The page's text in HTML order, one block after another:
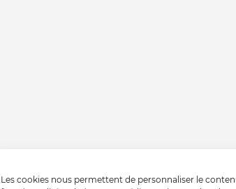
Les cookies nous permettent de personnaliser le